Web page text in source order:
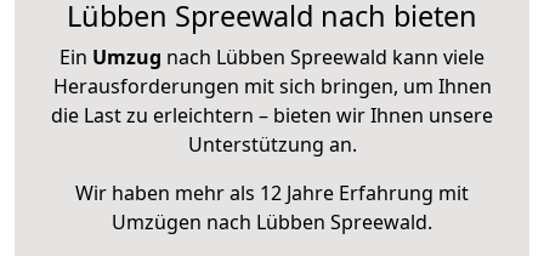
Lübben Spreewald nach bieten
Ein Umzug nach Lübben Spreewald kann viele
Herausforderungen mit sich bringen, um Ihnen
die Last zu erleichtern – bieten wir Ihnen unsere
Unterstützung an.
Wir haben mehr als 12 Jahre Erfahrung mit
Umzügen nach Lübben Spreewald.